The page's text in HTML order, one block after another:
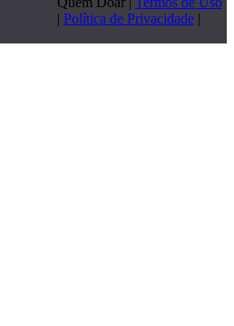
| Política de Privacidade |